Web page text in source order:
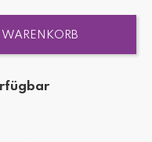
WARENKORB